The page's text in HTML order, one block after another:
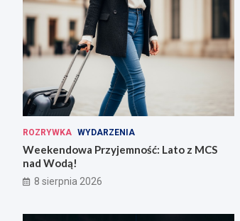
ROZRYWKA WYDARZENIA
Weekendowa Przyjemność: Lato z MCS
nad Wodą!
8 sierpnia 2026